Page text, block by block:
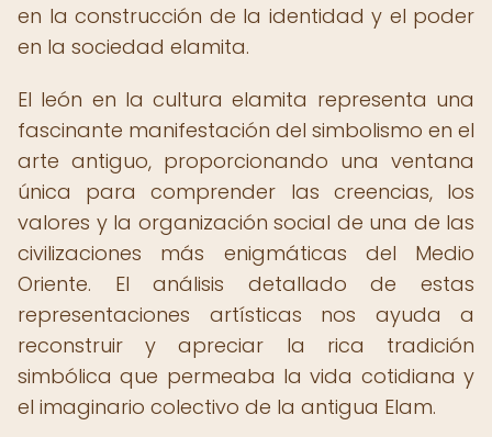
en la construcción de la identidad y el poder
en la sociedad elamita.
El león en la cultura elamita representa una
fascinante manifestación del simbolismo en el
arte antiguo, proporcionando una ventana
única para comprender las creencias, los
valores y la organización social de una de las
civilizaciones más enigmáticas del Medio
Oriente. El análisis detallado de estas
representaciones artísticas nos ayuda a
reconstruir y apreciar la rica tradición
simbólica que permeaba la vida cotidiana y
el imaginario colectivo de la antigua Elam.